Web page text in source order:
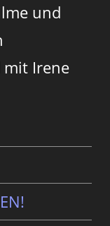
und
mit Irene